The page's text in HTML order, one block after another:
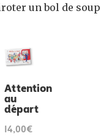
un bol de
Attention
au
départ
14,00€